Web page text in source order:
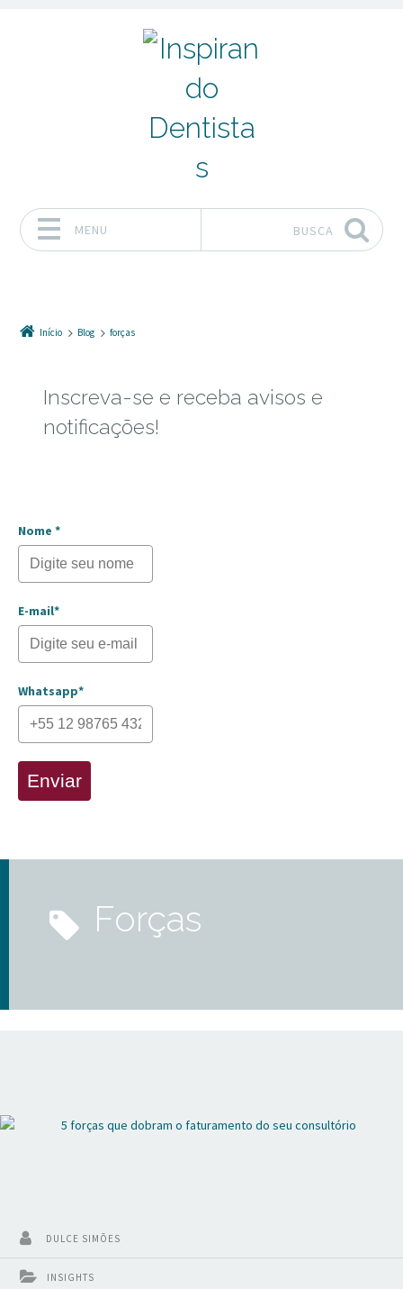
MENU BUSCA
Início Blog forças
Inscreva-se e receba avisos e
notificações!
Nome *
E-mail*
Whatsapp*
Enviar
forças
INSIGHTS
DULCE SIMÕES